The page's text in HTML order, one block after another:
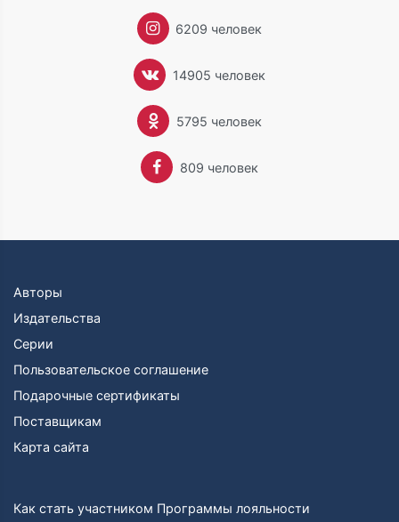
6209 человек
14905 человек
5795 человек
809 человек
Авторы
Издательства
Серии
Пользовательское соглашение
Подарочные сертификаты
Поставщикам
Карта сайта
Как стать участником Программы лояльности